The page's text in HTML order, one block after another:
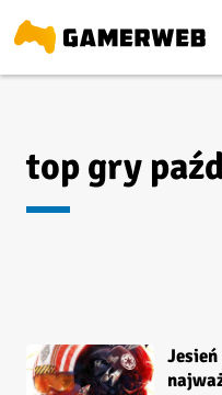
top gry